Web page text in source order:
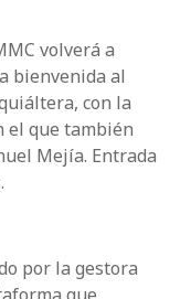
volverá a
bienvenida al
con la
el que también
Mejía. Entrada
por la gestora